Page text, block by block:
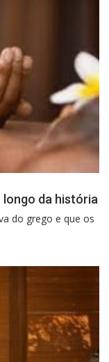
longo da história
do grego e que os